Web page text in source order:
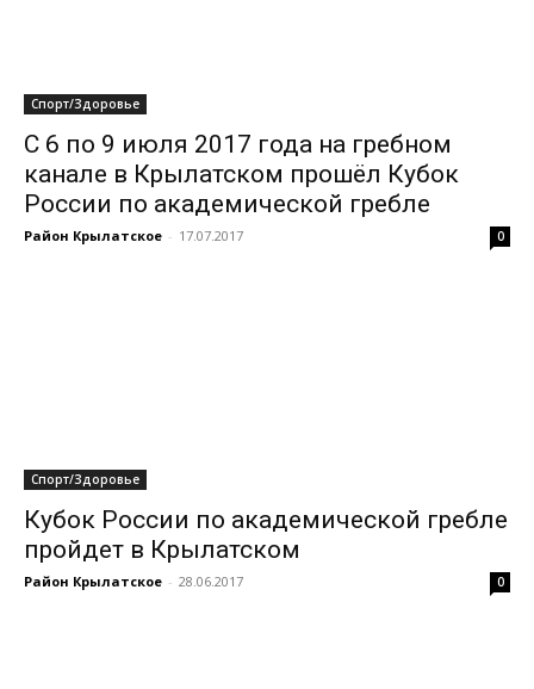
Спорт/Здоровье
С 6 по 9 июля 2017 года на гребном
канале в Крылатском прошёл Кубок
России по академической гребле
Район Крылатское - 17.07.2017 0
Спорт/Здоровье
Кубок России по академической гребле
пройдет в Крылатском
Район Крылатское - 28.06.2017 0